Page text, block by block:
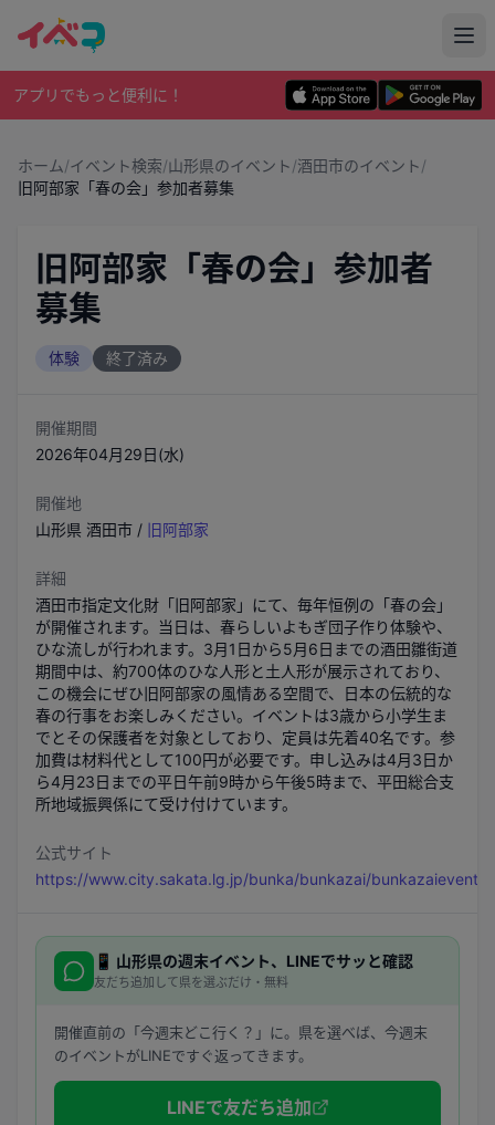
アプリでもっと便利に！
ホーム/イベント検索/山形県のイベント/酒田市のイベント/
旧阿部家「春の会」参加者募集
旧阿部家「春の会」参加者
募集
体験 終了済み
開催期間
2026年04月29日(水)
開催地
山形県 酒田市 / 旧阿部家
詳細
酒田市指定文化財「旧阿部家」にて、毎年恒例の「春の会」
が開催されます。当日は、春らしいよもぎ団子作り体験や、
ひな流しが行われます。3月1日から5月6日までの酒田雛街道
期間中は、約700体のひな人形と土人形が展示されており、
この機会にぜひ旧阿部家の風情ある空間で、日本の伝統的な
春の行事をお楽しみください。イベントは3歳から小学生ま
でとその保護者を対象としており、定員は先着40名です。参
加費は材料代として100円が必要です。申し込みは4月3日か
ら4月23日までの平日午前9時から午後5時まで、平田総合支
所地域振興係にて受け付けています。
公式サイト
https://www.city.sakata.lg.jp/bunka/bunkazai/bunkazaievent/
📱 山形県の週末イベント、LINEでサッと確認
友だち追加して県を選ぶだけ・無料
開催直前の「今週末どこ行く？」に。県を選べば、今週末
のイベントがLINEですぐ返ってきます。
LINEで友だち追加